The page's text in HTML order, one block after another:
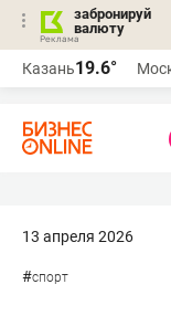
забронируй
валюту
Казань19.6°
13 апреля 2026
#спорт